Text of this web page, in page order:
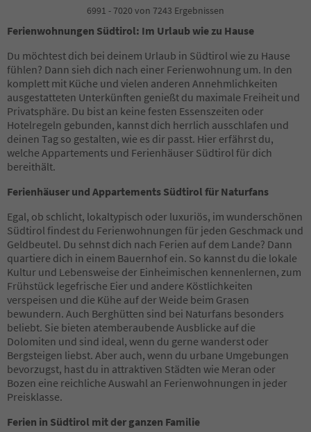
6
7
8
9
10
11
12
13
14
15
16
17
19
20
21
22
23
24
25
26
27
28
29
30
31
32
34
6991 - 7020 von 7243 Ergebnissen
Ferienwohnungen Südtirol: Im Urlaub wie zu Hause
Du möchtest dich bei deinem Urlaub in Südtirol wie zu Hause
fühlen? Dann sieh dich nach einer Ferienwohnung um. In den
komplett mit Küche und vielen anderen Annehmlichkeiten
ausgestatteten Unterkünften genießt du maximale Freiheit und
Privatsphäre. Du bist an keine festen Essenszeiten oder
Hotelregeln gebunden, kannst dich herrlich ausschlafen und
deinen Tag so gestalten, wie es dir passt. Hier erfährst du,
welche Appartements und Ferienhäuser Südtirol für dich
bereithält.
Ferienhäuser und Appartements Südtirol für Naturfans
Egal, ob schlicht, lokaltypisch oder luxuriös, im wunderschönen
Südtirol findest du Ferienwohnungen für jeden Geschmack und
Geldbeutel. Du sehnst dich nach Ferien auf dem Lande? Dann
quartiere dich in einem Bauernhof ein. So kannst du die lokale
Kultur und Lebensweise der Einheimischen kennenlernen, zum
Frühstück legefrische Eier und andere Köstlichkeiten
verspeisen und die Kühe auf der Weide beim Grasen
bewundern. Auch Berghütten sind bei Naturfans besonders
beliebt. Sie bieten atemberaubende Ausblicke auf die
Dolomiten und sind ideal, wenn du gerne wanderst oder
Bergsteigen liebst. Aber auch, wenn du urbane Umgebungen
bevorzugst, hast du in attraktiven Städten wie Meran oder
Bozen eine reichliche Auswahl an Ferienwohnungen in jeder
Preisklasse.
Ferien in Südtirol mit der ganzen Familie